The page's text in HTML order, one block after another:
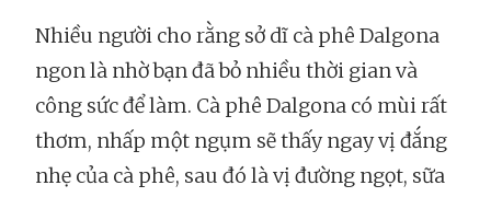
Nhiều người cho rằng sở dĩ cà phê Dalgona
ngon là nhờ bạn đã bỏ nhiều thời gian và
công sức để làm. Cà phê Dalgona có mùi rất
thơm, nhấp một ngụm sẽ thấy ngay vị đắng
nhẹ của cà phê, sau đó là vị đường ngọt, sữa